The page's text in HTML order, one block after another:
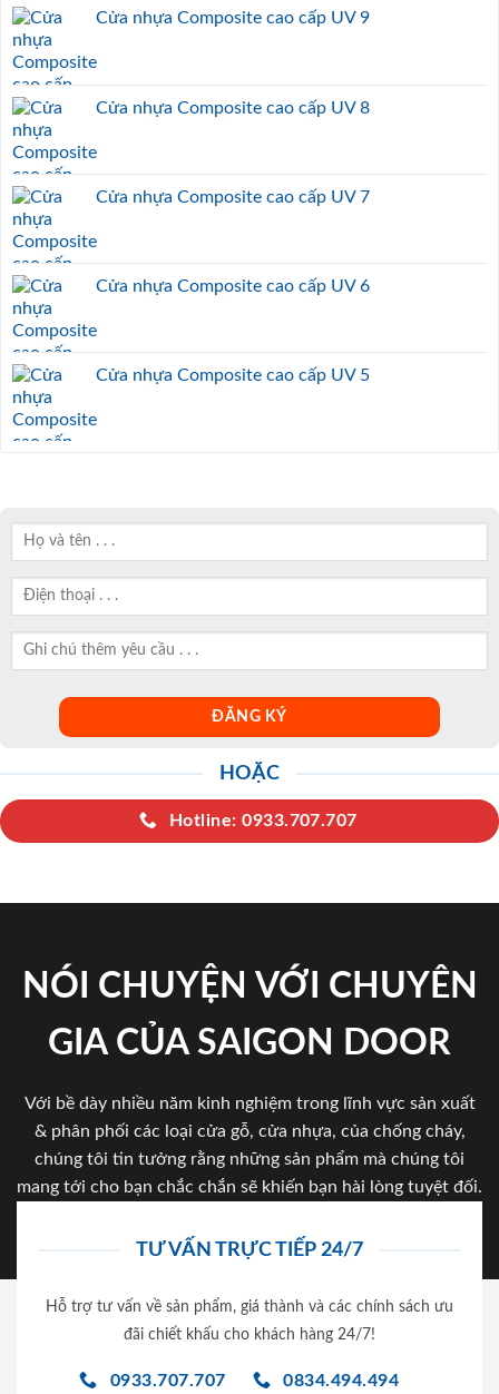
Cửa nhựa Composite cao cấp UV 9
Cửa nhựa Composite cao cấp UV 8
Cửa nhựa Composite cao cấp UV 7
Cửa nhựa Composite cao cấp UV 6
Cửa nhựa Composite cao cấp UV 5
HOẶC
Hotline: 0933.707.707
NÓI CHUYỆN VỚI CHUYÊN
GIA CỦA SAIGON DOOR
Với bề dày nhiều năm kinh nghiệm trong lĩnh vực sản xuất
& phân phối các loại cửa gỗ, cửa nhựa, của chống cháy,
chúng tôi tin tưởng rằng những sản phẩm mà chúng tôi
mang tới cho bạn chắc chắn sẽ khiến bạn hài lòng tuyệt đối.
TƯ VẤN TRỰC TIẾP 24/7
Hỗ trợ tư vấn về sản phẩm, giá thành và các chính sách ưu
đãi chiết khấu cho khách hàng 24/7!
0933.707.707 0834.494.494